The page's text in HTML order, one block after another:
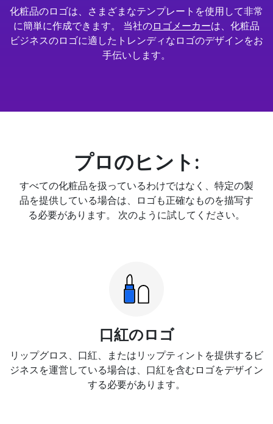
化粧品のロゴは、さまざまなテンプレートを使用して非常
に簡単に作成できます。 当社のロゴメーカーは、化粧品
ビジネスのロゴに適したトレンディなロゴのデザインをお
手伝いします。
プロのヒント:
すべての化粧品を扱っているわけではなく、特定の製
品を提供している場合は、ロゴも正確なものを描写す
る必要があります。 次のように試してください。
口紅のロゴ
リップグロス、口紅、またはリップティントを提供するビ
ジネスを運営している場合は、口紅を含むロゴをデザイン
する必要があります。